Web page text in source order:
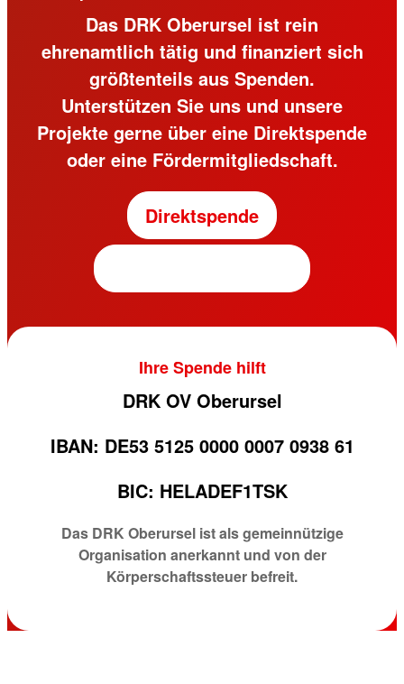
Das DRK Oberursel ist rein
ehrenamtlich tätig und finanziert sich
größtenteils aus Spenden.
Unterstützen Sie uns und unsere
Projekte gerne über eine Direktspende
oder eine Fördermitgliedschaft.
Direktspende
Ihre Spende hilft
DRK OV Oberursel
IBAN: DE53 5125 0000 0007 0938 61
BIC: HELADEF1TSK
Das DRK Oberursel ist als gemeinnützige
Organisation anerkannt und von der
Körperschaftssteuer befreit.